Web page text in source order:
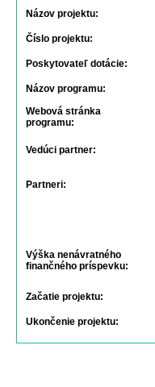
Názov projektu:
Číslo projektu:
Poskytovateľ dotácie:
Názov programu:
Webová stránka
programu:
Vedúci partner:
Partneri:
Výška nenávratného
finančného príspevku:
Začatie projektu:
Ukončenie projektu: